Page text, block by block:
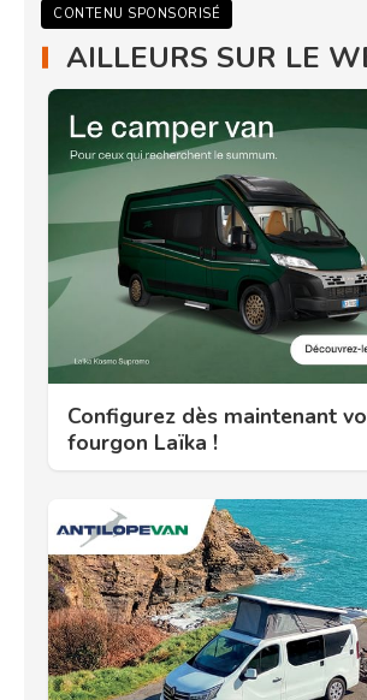
CONTENU SPONSORISÉ
AILLEURS SUR LE
Configurez dès maintenant
fourgon Laïka !